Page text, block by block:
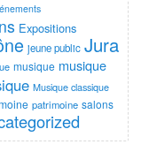
Expositions
jeune public Jura
musique musique
Musique classique
patrimoine salons